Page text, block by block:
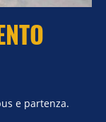
e partenza.